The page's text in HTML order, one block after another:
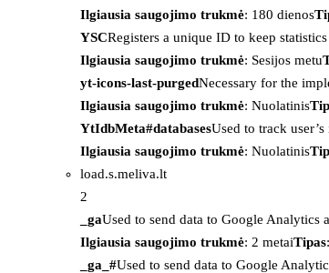
Ilgiausia saugojimo trukmė: 180 dienos
YSCRegisters a unique ID to keep
Ilgiausia saugojimo trukmė: Sesijos metu
yt-icons-last-purgedNecessary for the
Ilgiausia saugojimo trukmė: Nuolatinis
YtIdbMeta#databasesUsed to track
Ilgiausia saugojimo trukmė: Nuolatinis
load.s.meliva.lt
2
_gaUsed to send data to Google Analytics
Ilgiausia saugojimo trukmė: 2 metaiTipas
_ga_#Used to send data to Google